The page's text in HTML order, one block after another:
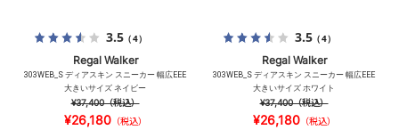
3.5（4）
Regal Walker
303WEB_S ディアスキン スニーカー 幅広EEE
大きいサイズ ネイビー
¥37,400（税込）
¥26,180（税込）
3.5（4）
Regal Walker
303WEB_S ディアスキン スニーカー 幅広EEE
大きいサイズ ホワイト
¥37,400（税込）
¥26,180（税込）